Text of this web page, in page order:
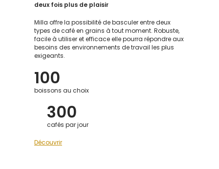
deux fois plus de plaisir
Milla offre la possibilité de basculer entre deux
types de café en grains à tout moment. Robuste,
facile à utiliser et efficace elle pourra répondre aux
besoins des environnements de travail les plus
exigeants.
100
boissons au choix
300
cafés par jour
Découvrir